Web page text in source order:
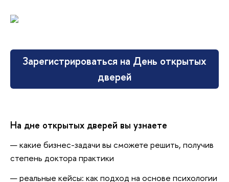
Зарегистрироваться на День открытых
дверей
На дне открытых дверей вы узнаете
какие бизнес-задачи вы сможете решить, получив
степень доктора практики
реальные кейсы: как подход на основе психологии